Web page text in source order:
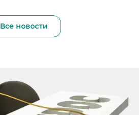
Все новости